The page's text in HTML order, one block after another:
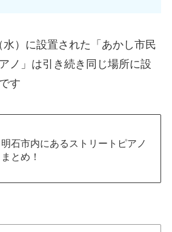
）に設置された「あかし市民
ノ」は引き続き同じ場所に設
す
明石市内にあるストリートピアノ
まとめ！